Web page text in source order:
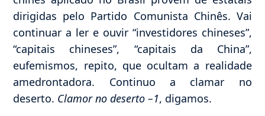
dirigidas pelo Partido Comunista Chinês. Vai
continuar a ler e ouvir “investidores chineses”,
“capitais chineses”, “capitais da China”,
eufemismos, repito, que ocultam a realidade
amedrontadora. Continuo a clamar no
deserto. Clamor no deserto –1, digamos.